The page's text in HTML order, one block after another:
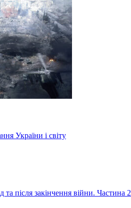
України і світу
та після закінчення війни. Частина 2